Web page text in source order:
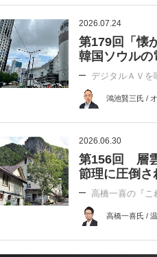
2026.07.24
第179回「懐
韓国ソウルの
デジタルＡＶを
鴻池賢三氏 /
2026.06.30
第156回 層
節理に圧倒さ
高橋一喜の『こ
高橋一喜氏 /